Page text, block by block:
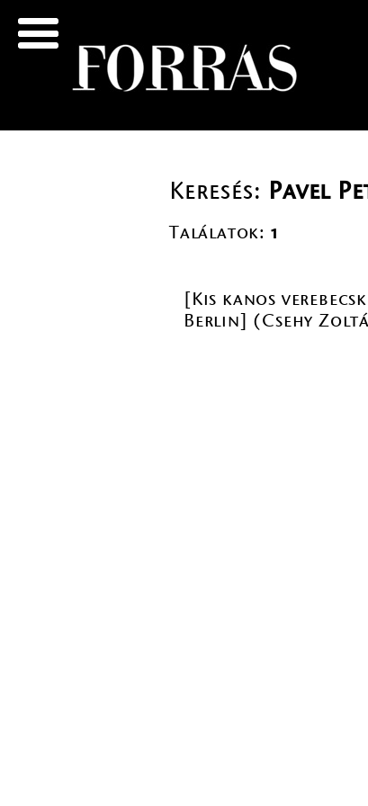
Keresés: Pavel
Találatok: 1
[Kis kanos
Berlin] (Csehy